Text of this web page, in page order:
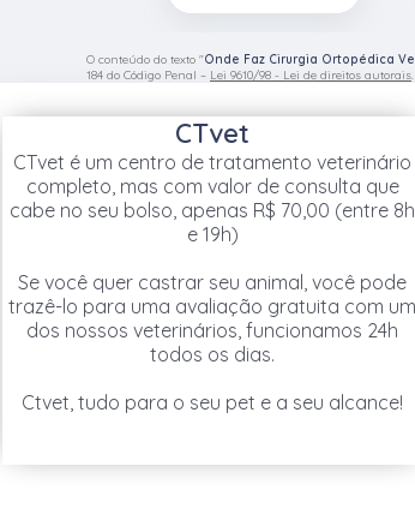
O conteúdo do texto "Onde Faz Cirurgia Ortopédica
184 do Código Penal – Lei 9610/98 - Lei de direitos autorais
CTvet
CTvet é um centro de tratamento veterinário
completo, mas com valor de consulta que
cabe no seu bolso, apenas R$ 70,00 (entre 8h
e 19h)
Se você quer castrar seu animal, você pode
trazê-lo para uma avaliação gratuita com um
dos nossos veterinários, funcionamos 24h
todos os dias.
Ctvet, tudo para o seu pet e a seu alcance!